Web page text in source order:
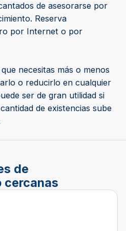
de asesorarse por
Reserva
por Internet o por
necesitas más o menos
o reducirlo en cualquier
ser de gran utilidad si
de existencias sube
de
cercanas